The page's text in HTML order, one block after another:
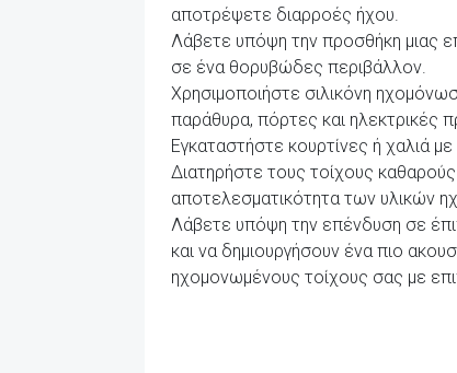
αποτρέψετε διαρροές ήχου.
Λάβετε υπόψη την προσθήκη μιας
σε ένα θορυβώδες περιβάλλον.
Χρησιμοποιήστε σιλικόνη
παράθυρα, πόρτες και ηλεκτρικές
Εγκαταστήστε κουρτίνες ή χαλιά
Διατηρήστε τους τοίχους
αποτελεσματικότητα των υλικών
Λάβετε υπόψη την επένδυση σε
και να δημιουργήσουν ένα πιο
ηχομονωμένους τοίχους σας με